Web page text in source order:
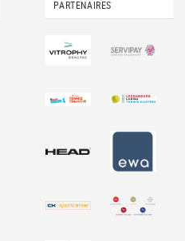
PARTENAIRES